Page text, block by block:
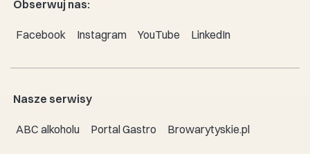
Obserwuj nas:
Facebook Instagram YouTube LinkedIn
Nasze serwisy
ABC alkoholu Portal Gastro Browarytyskie.pl